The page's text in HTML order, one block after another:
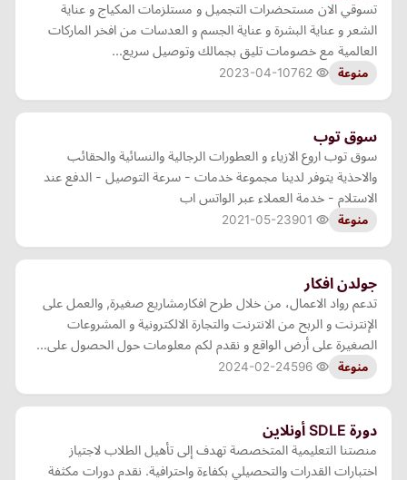
تسوقي الان مستحضرات التجميل و مستلزمات المكياج و عناية
الشعر و عناية البشرة و عناية الجسم و العدسات من افخر الماركات
العالمية مع خصومات تليق بجمالك وتوصيل سريع...
منوعة 2023-04-10
سوق توب
سوق توب اروع الازياء و العطورات الرجالية والنسائية والحقائب
والاحذية يتوفر لدينا مجموعة خدمات - سرعة التوصيل - الدفع عند
الاستلام - خدمة العملاء عبر الواتس اب
منوعة 2021-05-23
جولدن افكار
تدعم رواد الاعمال، من خلال طرح افكارمشاريع صغيرة, والعمل على
الإنترنت و الربح من الانترنت والتجارة الالكترونية و المشروعات
الصغيرة على أرض الواقع و نقدم لكم معلومات حول الحصول على…
منوعة 2024-02-24
دورة SDLE أونلاين
منصتنا التعليمية المتخصصة تهدف إلى تأهيل الطلاب لاجتياز
اختبارات القدرات والتحصيلي بكفاءة واحترافية. نقدم دورات مكثفة